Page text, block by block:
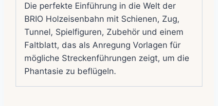
Die perfekte Einführung in die Welt der
BRIO Holzeisenbahn mit Schienen, Zug,
Tunnel, Spielfiguren, Zubehör und einem
Faltblatt, das als Anregung Vorlagen für
mögliche Streckenführungen zeigt, um die
Phantasie zu beflügeln.